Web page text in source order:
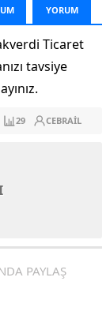
YORUM
Ticaret
tavsiye
29 CEBRAIL
PAYLAŞ